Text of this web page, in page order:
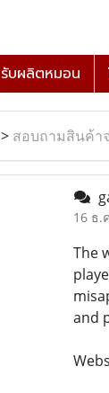
รับผลิตหมอน
> สอบถามสินค้า
16 ธ.
The
and